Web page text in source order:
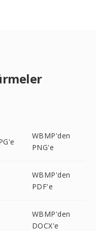
WBMP'den
PNG'e
WBMP'den
PDF'e
WBMP'den
DOCX'e